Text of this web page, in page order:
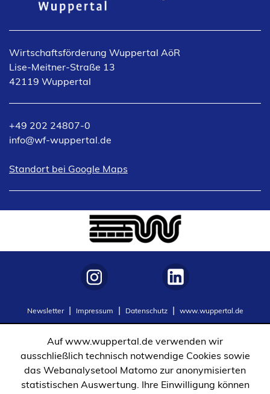
Wirtschaftsförderung Wuppertal AöR
Lise-Meitner-Straße 13
42119 Wuppertal
+49 202 24807-0
info
wf-wuppertal de
Standort bei Google Maps
(Öffnet
neuen
Newsletter
in
Impressum Datenschutz www.wuppertal.de
in
Auf www.wuppertal.de verwenden wir
ausschließlich technisch notwendige Cookies sowie
das Webanalysetool Matomo zur anonymisierten
statistischen Auswertung. Ihre Einwilligung können